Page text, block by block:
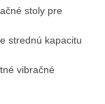
stoly pre
strednú kapacitu
vibračné